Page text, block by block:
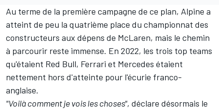
Au terme de la première campagne de ce plan, Alpine a
atteint de peu la quatrième place du championnat des
constructeurs aux dépens de McLaren, mais le chemin
à parcourir reste immense. En 2022, les trois top teams
qu'étaient Red Bull, Ferrari et Mercedes étaient
nettement hors d'atteinte pour l'écurie franco-
anglaise.
"Voilà comment je vois les choses", déclare désormais le